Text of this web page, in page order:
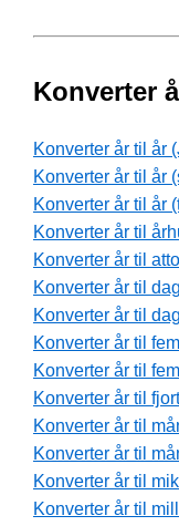
Konverter
Konverter år til år
Konverter år til år
Konverter år til år
Konverter år til
Konverter år til
Konverter år til dag
Konverter år til
Konverter år til
Konverter år til
Konverter år til
Konverter år til
Konverter år til
Konverter år til
Konverter år til